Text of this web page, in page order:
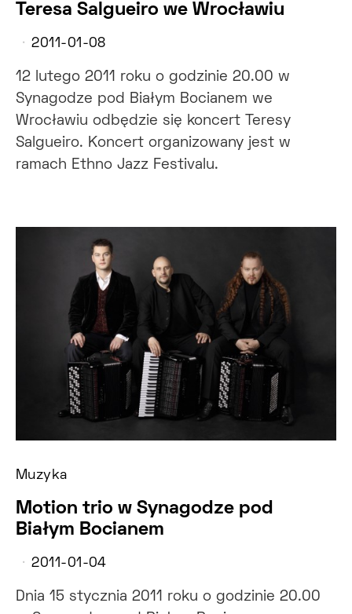
Teresa Salgueiro we Wrocławiu
2011-01-08
12 lutego 2011 roku o godzinie 20.00 w
Synagodze pod Białym Bocianem we
Wrocławiu odbędzie się koncert Teresy
Salgueiro. Koncert organizowany jest w
ramach Ethno Jazz Festivalu.
Muzyka
Motion trio w Synagodze pod
Białym Bocianem
2011-01-04
Dnia 15 stycznia 2011 roku o godzinie 20.00